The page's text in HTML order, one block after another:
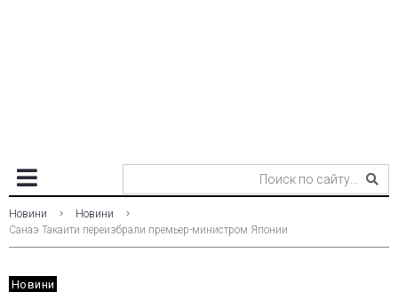
Новини
Новини
Санаэ Такаити переизбрали премьер-министром Японии
Новини